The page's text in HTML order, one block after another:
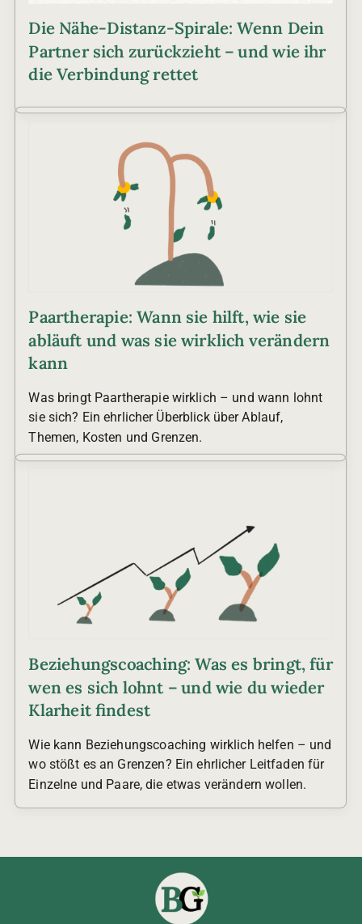
Die Nähe-Distanz-Spirale: Wenn Dein
Partner sich zurückzieht – und wie ihr
die Verbindung rettet
Paartherapie: Wann sie hilft, wie sie
abläuft und was sie wirklich verändern
kann
Was bringt Paartherapie wirklich – und wann lohnt
sie sich? Ein ehrlicher Überblick über Ablauf,
Themen, Kosten und Grenzen.
Beziehungscoaching: Was es bringt, für
wen es sich lohnt – und wie du wieder
Klarheit findest
Wie kann Beziehungscoaching wirklich helfen – und
wo stößt es an Grenzen? Ein ehrlicher Leitfaden für
Einzelne und Paare, die etwas verändern wollen.